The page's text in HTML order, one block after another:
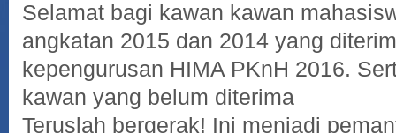
Selamat bagi kawan kawan
angkatan 2015 dan 2014 yang
kepengurusan HIMA PKnH 2016.
kawan yang belum diterima
Teruslah bergerak! Ini menjadi